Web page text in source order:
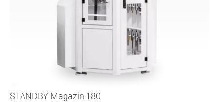
STANDBY Magazin 180